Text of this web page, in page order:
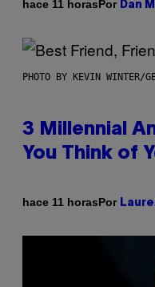
hace 11 horasPor Dan
PHOTO BY KEVIN WINTER/
3 Millennial
You Think of
hace 11 horasPor